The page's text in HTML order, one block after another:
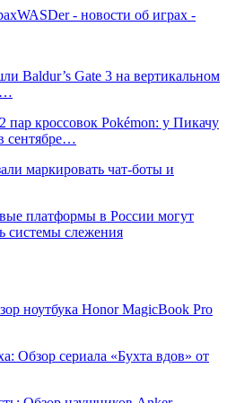
WASDer - новости об играх -
Baldur’s Gate 3 на вертикальном
пар кроссовок Pokémon: у Пикачу
сентябре…
маркировать чат-боты и
платформы в России могут
системы слежения
ноутбука Honor MagicBook Pro
Обзор сериала «Бухта вдов» от